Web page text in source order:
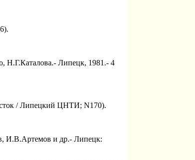
Н.Г.Каталова.- Липецк, 1981.- 4
/ Липецкий ЦНТИ; N170).
И.В.Артемов и др.- Липецк: